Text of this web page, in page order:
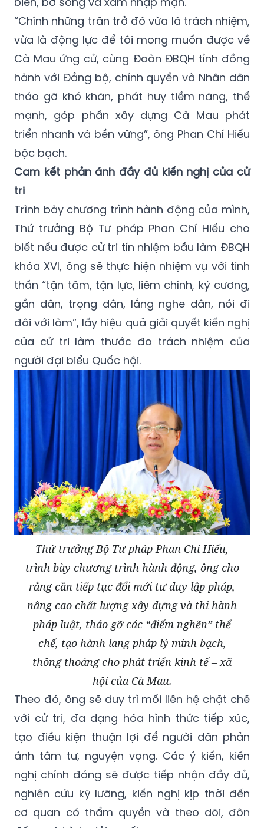
“Chính những trăn trở đó vừa là trách nhiệm,
vừa là động lực để tôi mong muốn được về
Cà Mau ứng cử, cùng Đoàn ĐBQH tỉnh đồng
hành với Đảng bộ, chính quyền và Nhân dân
tháo gỡ khó khăn, phát huy tiềm năng, thế
mạnh, góp phần xây dựng Cà Mau phát
triển nhanh và bền vững”, ông Phan Chí Hiếu
bộc bạch.
Cam kết phản ánh đầy đủ kiến nghị của cử
tri
Trình bày chương trình hành động của mình,
Thứ trưởng Bộ Tư pháp Phan Chí Hiếu cho
biết nếu được cử tri tín nhiệm bầu làm ĐBQH
khóa XVI, ông sẽ thực hiện nhiệm vụ với tinh
thần “tận tâm, tận lực, liêm chính, kỷ cương,
gần dân, trọng dân, lắng nghe dân, nói đi
đôi với làm”, lấy hiệu quả giải quyết kiến nghị
của cử tri làm thước đo trách nhiệm của
người đại biểu Quốc hội.
Thứ trưởng Bộ Tư pháp Phan Chí Hiếu,
trình bày chương trình hành động, ông cho
rằng cần tiếp tục đổi mới tư duy lập pháp,
nâng cao chất lượng xây dựng và thi hành
pháp luật, tháo gỡ các “điểm nghẽn” thể
chế, tạo hành lang pháp lý minh bạch,
thông thoáng cho phát triển kinh tế – xã
hội của Cà Mau.
Theo đó, ông sẽ duy trì mối liên hệ chặt chẽ
với cử tri, đa dạng hóa hình thức tiếp xúc,
tạo điều kiện thuận lợi để người dân phản
ánh tâm tư, nguyện vọng. Các ý kiến, kiến
nghị chính đáng sẽ được tiếp nhận đầy đủ,
nghiên cứu kỹ lưỡng, kiến nghị kịp thời đến
cơ quan có thẩm quyền và theo dõi, đôn